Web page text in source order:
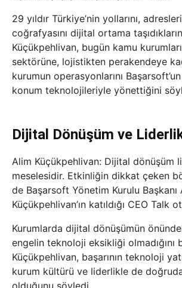
29 yıldır Türkiye’nin yollarını,
coğrafyasını dijital ortama
Küçükpehlivan, bugün kamu
sektörüne, lojistikten perakendeye
kurumun operasyonlarını
konum teknolojileriyle yönettiğini
Dijital Dönüşüm ve
Alim Küçükpehlivan: Dijital dönüşüm
meselesidir. Etkinliğin dikkat çeken
de Başarsoft Yönetim Kurulu Başkanı
Küçükpehlivan’ın katıldığı CEO Talk
Kurumlarda dijital dönüşümün
engelin teknoloji eksikliği olmadığını
Küçükpehlivan, başarının teknoloji
kurum kültürü ve liderlikle de